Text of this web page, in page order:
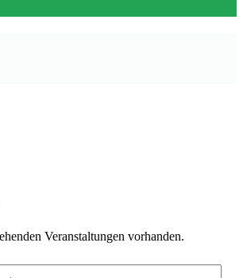
Veranstaltungen vorhanden.